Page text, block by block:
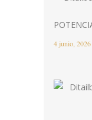
4 junio, 2026